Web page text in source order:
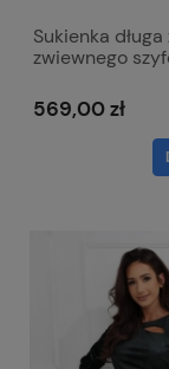
Sukienka długa
zwiewnego
Laura zielona
569,00 zł